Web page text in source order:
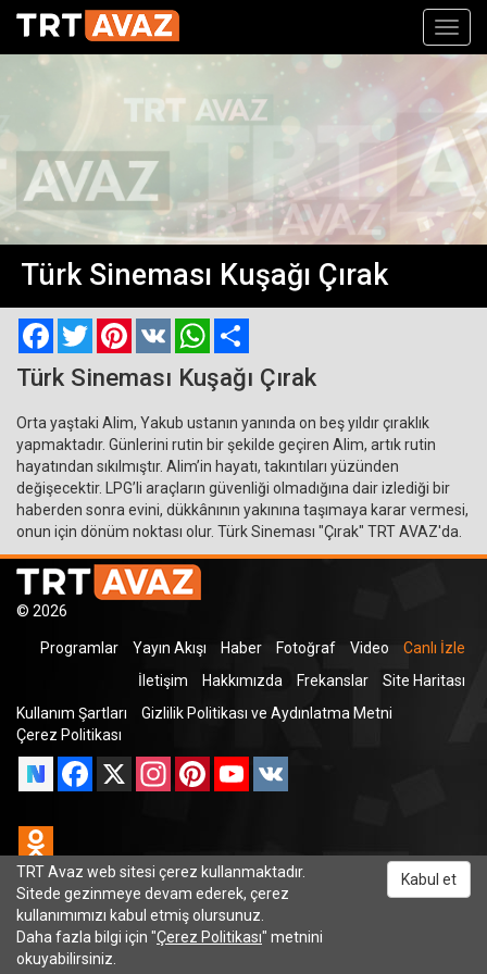
Türk Sineması Kuşağı Çırak
FacebookTwitterPinterest
VK WhatsApp
Türk Sineması Kuşağı Çırak
Orta yaştaki Alim, Yakub ustanın yanında on beş yıldır çıraklık
yapmaktadır. Günlerini rutin bir şekilde geçiren Alim, artık rutin
hayatından sıkılmıştır. Alim’in hayatı, takıntıları yüzünden
değişecektir. LPG’li araçların güvenliği olmadığına dair izlediği bir
haberden sonra evini, dükkânının yakınına taşımaya karar vermesi,
onun için dönüm noktası olur. Türk Sineması "Çırak" TRT AVAZ'da.
© 2026
Programlar Yayın Akışı Haber Fotoğraf Video
Canlı İzle
İletişim
Hakkımızda Frekanslar
Site Haritası
Kullanım Şartları
Gizlilik Politikası ve Aydınlatma Metni
Çerez Politikası
Facebook
X InstagramPinterestYouTube
TRT Avaz web sitesi çerez kullanmaktadır.
Sitede gezinmeye devam ederek, çerez
kullanımımızı kabul etmiş olursunuz.
Daha fazla bilgi için "Çerez Politikası" metnini
okuyabilirsiniz.
Kabul et